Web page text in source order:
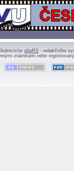
phpRS - redakčního
známkami nebo